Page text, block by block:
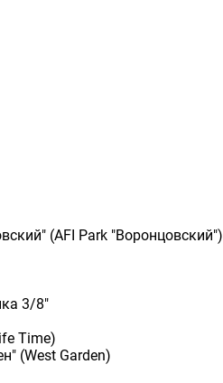
(AFI Park "Воронцовский")
3/8"
Time)
(West Garden)